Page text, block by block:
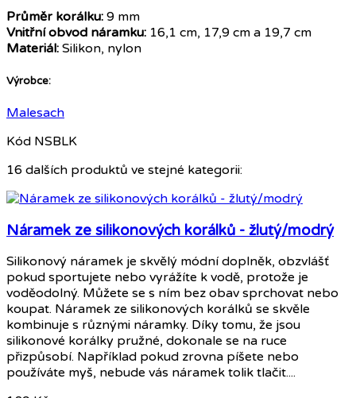
Průměr korálku: 9 mm
Vnitřní obvod náramku: 16,1 cm, 17,9 cm a 19,7 cm
Materiál: Silikon, nylon
Výrobce:
Malesach
Kód NSBLK
16 dalších produktů ve stejné kategorii:
Náramek ze silikonových korálků - žlutý/modrý
Silikonový náramek je skvělý módní doplněk, obzvlášť
pokud sportujete nebo vyrážíte k vodě, protože je
voděodolný. Můžete se s ním bez obav sprchovat nebo
koupat. Náramek ze silikonových korálků se skvěle
kombinuje s různými náramky. Díky tomu, že jsou
silikonové korálky pružné, dokonale se na ruce
přizpůsobí. Například pokud zrovna píšete nebo
používáte myš, nebude vás náramek tolik tlačit....